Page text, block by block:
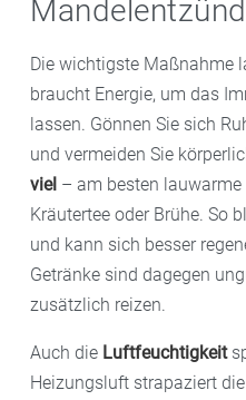
Die wichtigste Maßnahme
braucht Energie, um das
lassen. Gönnen Sie sich
und vermeiden Sie
viel – am besten lauwarme
Kräutertee oder Brühe. So
und kann sich besser
Getränke sind dagegen
zusätzlich reizen.
Auch die Luftfeuchtigkeit
Heizungsluft strapaziert